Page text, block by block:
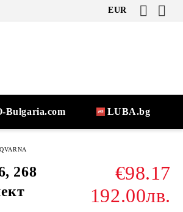
EUR
Bulgaria.com LUBA.bg
268
€98.17
192.00лв.